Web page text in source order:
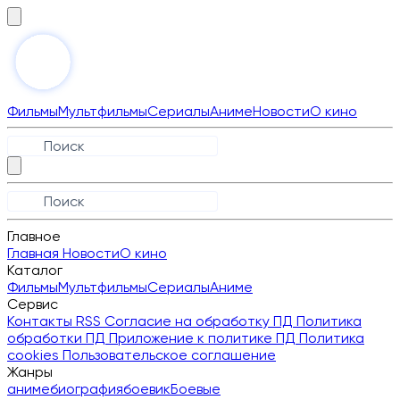
ФильмыМультфильмыСериалыАнимеНовостиО кино
Главное
Главная НовостиО кино
Каталог
ФильмыМультфильмыСериалыАниме
Сервис
Контакты RSS Согласие на обработку ПД Политика
обработки ПД Приложение к политике ПД Политика
cookies Пользовательское соглашение
Жанры
анимебиографиябоевикБоевые